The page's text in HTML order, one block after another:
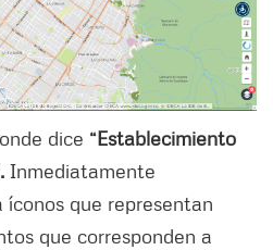
dice “Establecimiento
Inmediatamente
que representan
que corresponden a